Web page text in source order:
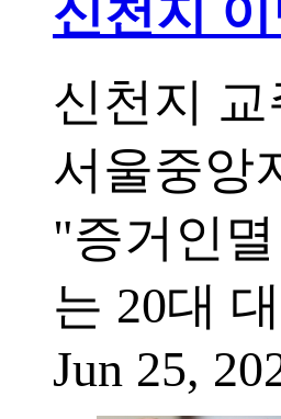
신천지
신천지
서울중앙
"증거인
는 20대
Jun 25,